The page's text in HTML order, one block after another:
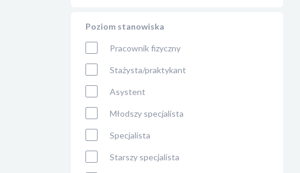
Poziom stanowiska
Pracownik fizyczny
Stażysta/praktykant
Asystent
Młodszy specjalista
Specjalista
Starszy specjalista